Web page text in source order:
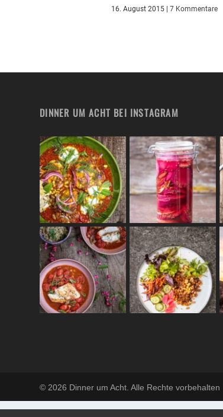
16. August 2015 |7 Kommentare
DINNER UM ACHT BEI INSTAGRAM
© 2026 Dinner um Acht. Alle Rechte vorbehalten